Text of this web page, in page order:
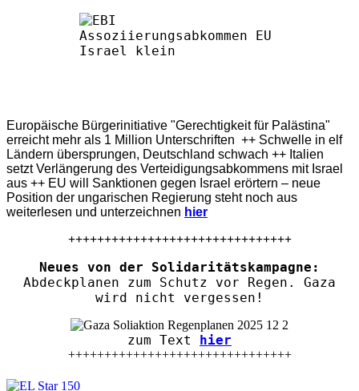
Europäische Bürgerinitiative "Gerechtigkeit für Palästina"
erreicht mehr als 1 Million Unterschriften ++ Schwelle in elf
Ländern übersprungen, Deutschland schwach ++ Italien
setzt Verlängerung des Verteidigungsabkommens mit Israel
aus ++ EU will Sanktionen gegen Israel erörtern – neue
Position der ungarischen Regierung steht noch aus
weiterlesen und unterzeichnen hier
+++++++++++++++++++++++++++++++
Neues von der Solidaritätskampagne:
Abdeckplanen zum Schutz vor Regen. Gaza
wird nicht vergessen!
zum Text hier
+++++++++++++++++++++++++++++++